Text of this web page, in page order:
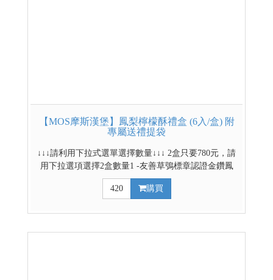
【MOS摩斯漢堡】鳳梨檸檬酥禮盒 (6入/盒) 附
專屬送禮提袋
↓↓↓請利用下拉式選單選擇數量↓↓↓ 2盒只要780元，請
用下拉選項選擇2盒數量1 -友善草鴞標章認證金鑽鳳
梨，守護生態，安心品味。 -搭配無籽檸檬、四季檸
檬、香水檸檬，三種檸檬整顆淬煉 -香、苦、酸、
420 購買